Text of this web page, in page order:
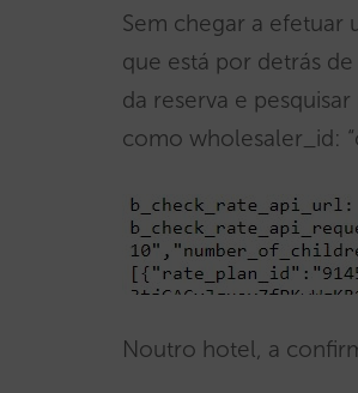
Sem chegar a efetuar
que está por detrás
da reserva e
como wholesaler_id:
Noutro hotel, a